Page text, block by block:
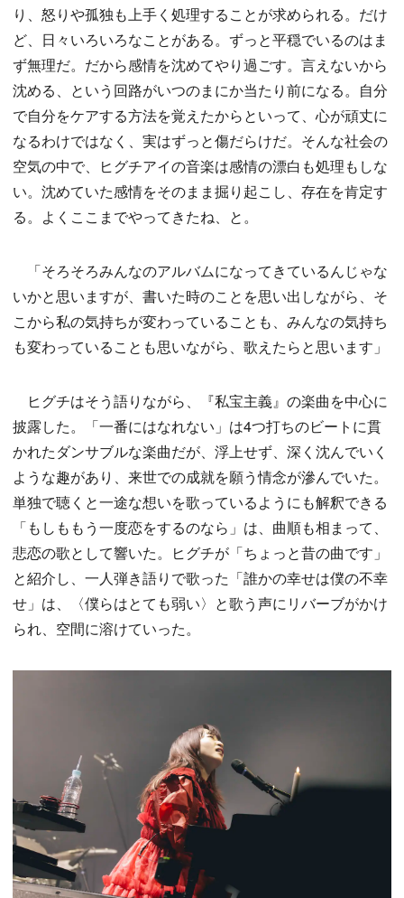
り、怒りや孤独も上手く処理することが求められる。だけ
ど、日々いろいろなことがある。ずっと平穏でいるのはま
ず無理だ。だから感情を沈めてやり過ごす。言えないから
沈める、という回路がいつのまにか当たり前になる。自分
で自分をケアする方法を覚えたからといって、心が頑丈に
なるわけではなく、実はずっと傷だらけだ。そんな社会の
空気の中で、ヒグチアイの音楽は感情の漂白も処理もしな
い。沈めていた感情をそのまま掘り起こし、存在を肯定す
る。よくここまでやってきたね、と。
「そろそろみんなのアルバムになってきているんじゃな
いかと思いますが、書いた時のことを思い出しながら、そ
こから私の気持ちが変わっていることも、みんなの気持ち
も変わっていることも思いながら、歌えたらと思います」
ヒグチはそう語りながら、『私宝主義』の楽曲を中心に
披露した。「一番にはなれない」は4つ打ちのビートに貫
かれたダンサブルな楽曲だが、浮上せず、深く沈んでいく
ような趣があり、来世での成就を願う情念が滲んでいた。
単独で聴くと一途な想いを歌っているようにも解釈できる
「もしももう一度恋をするのなら」は、曲順も相まって、
悲恋の歌として響いた。ヒグチが「ちょっと昔の曲です」
と紹介し、一人弾き語りで歌った「誰かの幸せは僕の不幸
せ」は、〈僕らはとても弱い〉と歌う声にリバーブがかけ
られ、空間に溶けていった。